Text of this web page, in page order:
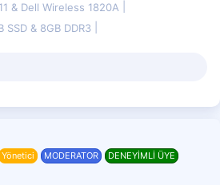
& Dell Wireless 1820A
SSD & 8GB DDR3
Yönetici MODERATOR DENEYİMLİ ÜYE